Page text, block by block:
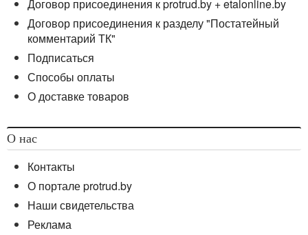
Договор присоединения к protrud.by + etalonline.by
Договор присоединения к разделу "Постатейный
комментарий ТК"
Подписаться
Способы оплаты
О доставке товаров
О нас
Контакты
О портале protrud.by
Наши свидетельства
Реклама